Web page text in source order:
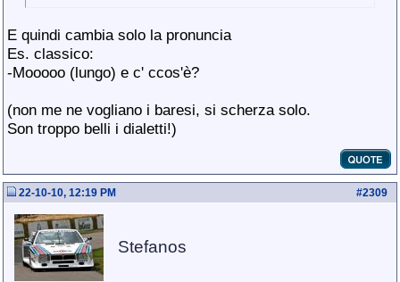
E quindi cambia solo la pronuncia
Es. classico:
-Mooooo (lungo) e c' ccos'è?
(non me ne vogliano i baresi, si scherza solo.
Son troppo belli i dialetti!)
#2309
22-10-10, 12:19 PM
Stefanos